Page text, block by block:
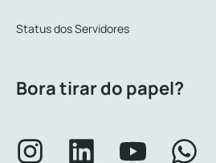
Status dos Servidores
Bora tirar do papel?